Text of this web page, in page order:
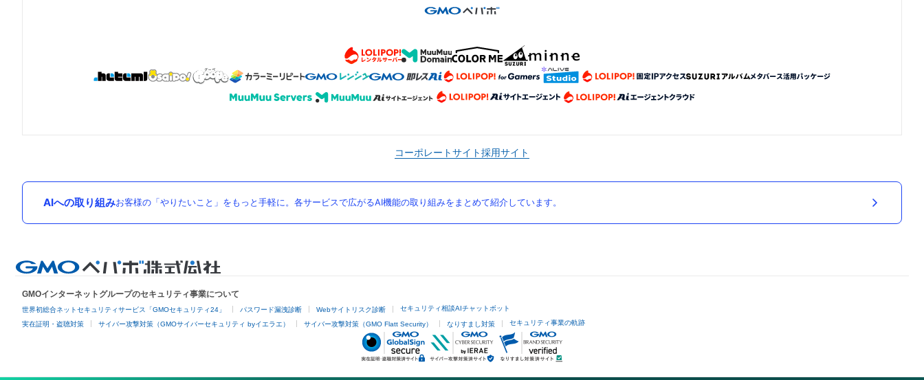
コーポレートサイト採用サイト
AIへの取り組みお客様の「やりたいこと」をもっと手軽に。各サービスで広がるAI機能の取り組みをまとめて紹介しています。
GMOインターネットグループのセキュリティ事業について
世界初総合ネットセキュリティサービス「GMOセキュリティ24」 パスワード漏洩診断 Webサイトリスク診断 セキュリティ相談AIチャットボット
実在証明・盗聴対策 サイバー攻撃対策（GMOサイバーセキュリティ byイエラエ） サイバー攻撃対策（GMO Flatt Security） なりすまし対策 セキュリティ事業の軌跡